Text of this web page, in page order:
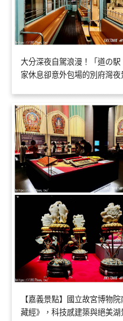
大分深夜自駕浪漫！「道の
家休息卻意外包場的別府灣
【嘉義景點】國立故宮博物
藏經》，科技感建築與絕美湖